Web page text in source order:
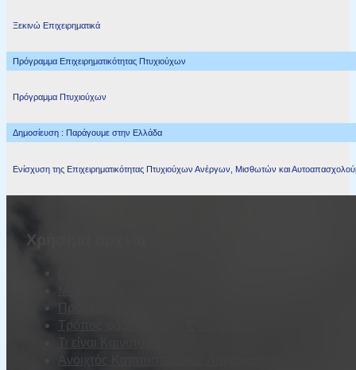
Ξεκινώ Επιχειρηματικά
Πρόγραμμα Επιχειρηματικότητας Πτυχιούχων
Πρόγραμμα Πτυχιούχων
Δημοσίευση : Παράγουμε στην Ελλάδα
Ενίσχυση της Επιχειρηματικότητας Πτυχιούχων Ανέργων, Μισθωτών και
Χρήσιμα αρχεία
Τρόπος φορολόγησης Ενίσχυσης
Τι είναι Καινοτομία
Ανοιχτός Καταπιστευτικός Λογαριασμός